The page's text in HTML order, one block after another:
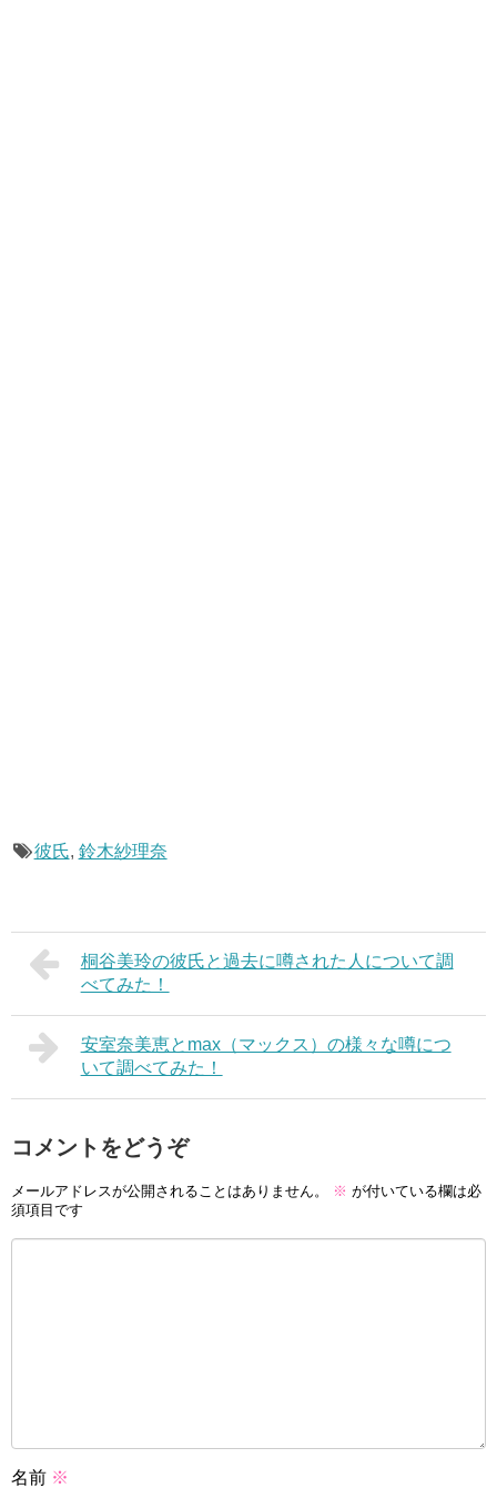
彼氏, 鈴木紗理奈
桐谷美玲の彼氏と過去に噂された人について調
べてみた！
安室奈美恵とmax（マックス）の様々な噂につ
いて調べてみた！
コメントをどうぞ
メールアドレスが公開されることはありません。 ※ が付いている欄は必
須項目です
名前 ※